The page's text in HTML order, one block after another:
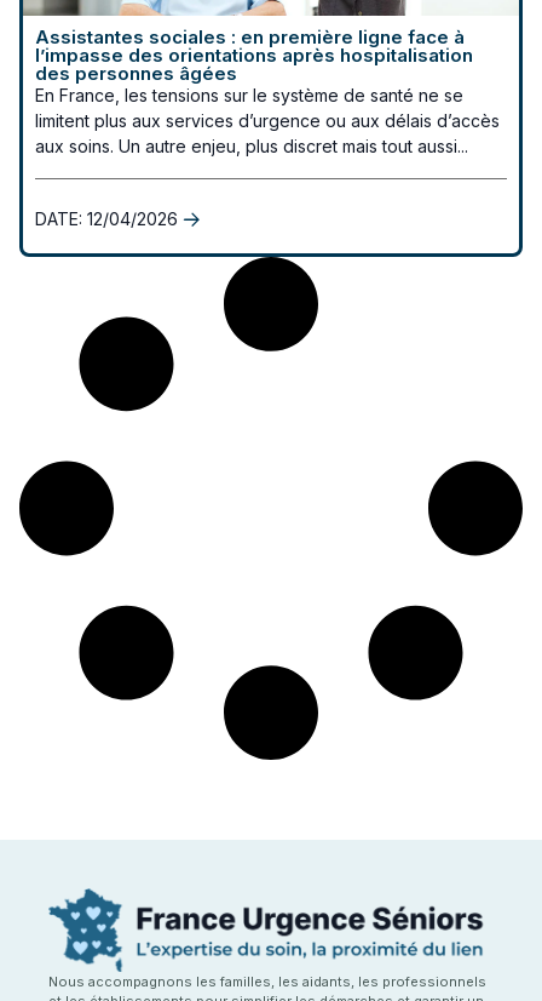
Assistantes sociales : en première ligne face à
l’impasse des orientations après hospitalisation
des personnes âgées
En France, les tensions sur le système de santé ne se
limitent plus aux services d’urgence ou aux délais d’accès
aux soins. Un autre enjeu, plus discret mais tout aussi...
DATE: 12/04/2026
Nous accompagnons les familles, les aidants, les professionnels